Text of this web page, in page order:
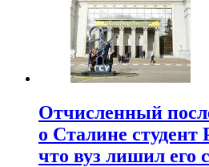
Отчисленный
о Сталине
что вуз лишил его